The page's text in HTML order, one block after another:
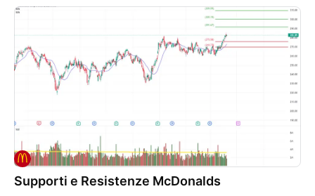
doji od una shooting star.
Supporti e Resistenze McDonalds